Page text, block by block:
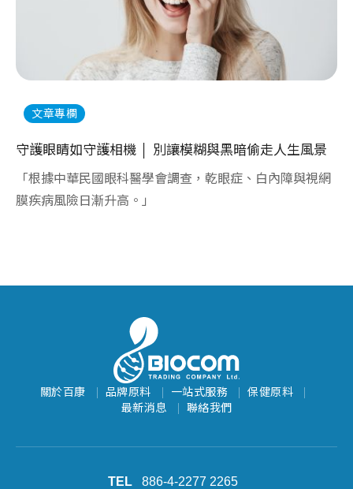
文章專欄
守護眼睛如守護相機 │ 別讓模糊與黑暗偷走人生風景
「根據中華民國眼科醫學會調查，乾眼症、白內障與視網
膜疾病風險日漸升高。」
關於百康 品牌原料 一站式服務
保健原料
最新消息
聯絡我們
886-4-2277 2265